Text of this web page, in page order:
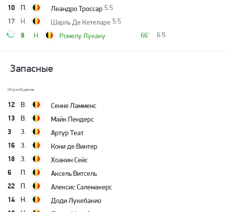
10 П. Леандро Троссар 5.5
17 Н. Шарль Де Кетеларе 5.5
9 Н. 66'
Ромелу Лукаку 6.5
Запасные
ИгрокОценка
12 В. Сенне Ламменс
13 В. Майк Пендерс
3 З. Артур Теат
16 З. Кони де Винтер
18 З. Хоакин Сейс
6 П. Аксель Витсель
22 П. Алексис Салемакерс
14 Н. Доди Лукебакио